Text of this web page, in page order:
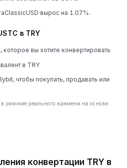
вырос на 1.07%.
в TRY
которое вы хотите конвертировать
в TRY
чтобы покупать, продавать или
в режиме реального времени на основе
конвертации TRY в